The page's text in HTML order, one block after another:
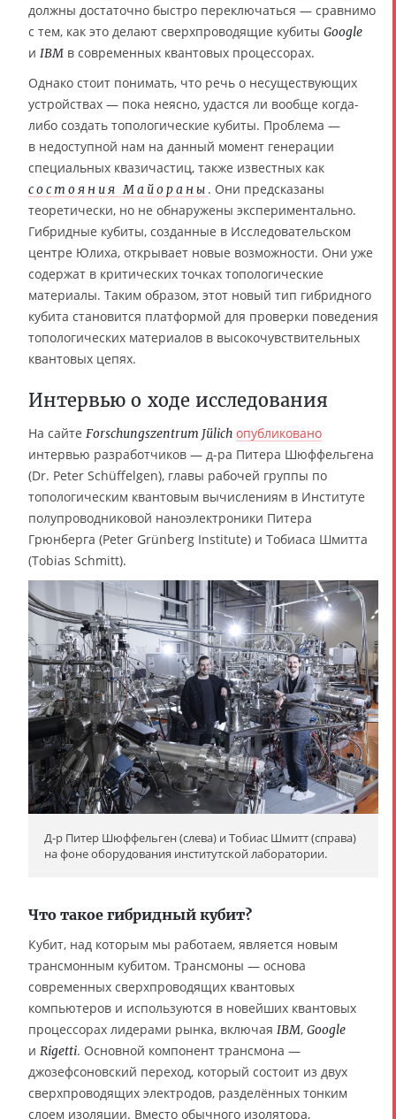
должны достаточно быстро переключаться — сравнимо
с тем, как это делают сверхпроводящие кубиты Google
и IBM в современных квантовых процессорах.
Однако стоит понимать, что речь о несуществующих
устройствах — пока неясно, удастся ли вообще когда-
либо создать топологические кубиты. Проблема —
в недоступной нам на данный момент генерации
специальных квазичастиц, также известных как
состояния Майораны . Они предсказаны
теоретически, но не обнаружены экспериментально.
Гибридные кубиты, созданные в Исследовательском
центре Юлиха, открывает новые возможности. Они уже
содержат в критических точках топологические
материалы. Таким образом, этот новый тип гибридного
кубита становится платформой для проверки поведения
топологических материалов в высокочувствительных
квантовых цепях.
Интервью о ходе исследования
На сайте Forschungszentrum Jülich опубликовано
интервью разработчиков — д-ра Питера Шюффельгена
(Dr. Peter Schüffelgen), главы рабочей группы по
топологическим квантовым вычислениям в Институте
полупроводниковой наноэлектроники Питера
Грюнберга (Peter Grünberg Institute) и Тобиаса Шмитта
(Tobias Schmitt).
Д-р Питер Шюффельген (слева) и Тобиас Шмитт (справа)
на фоне оборудования институтской лаборатории.
Что такое гибридный кубит?
Кубит, над которым мы работаем, является новым
трансмонным кубитом. Трансмоны — основа
современных сверхпроводящих квантовых
компьютеров и используются в новейших квантовых
процессорах лидерами рынка, включая IBM, Google
и Rigetti. Основной компонент трансмона —
джозефсоновский переход, который состоит из двух
сверхпроводящих электродов, разделённых тонким
слоем изоляции. Вместо обычного изолятора,